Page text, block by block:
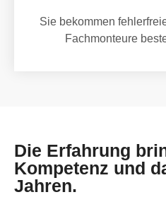
Sie bekommen
Fachmonteure
Die Erfahrung
Kompetenz und
Jahren.